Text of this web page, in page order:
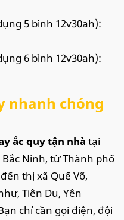
5 bình 12v30ah):
6 bình 12v30ah):
nhanh chóng
ắc quy tận nhà tại
Ninh, từ Thành phố
thị xã Quế Võ,
Tiên Du, Yên
chỉ cần gọi điện, đội